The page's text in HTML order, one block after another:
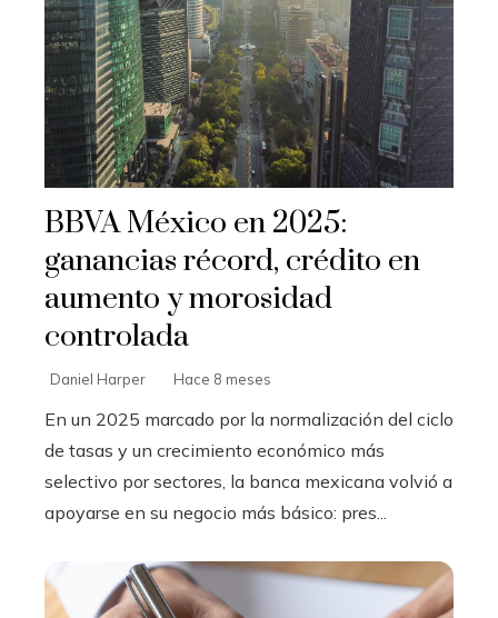
BBVA México en 2025:
ganancias récord, crédito en
aumento y morosidad
controlada
Daniel Harper Hace 8 meses
En un 2025 marcado por la normalización del ciclo
de tasas y un crecimiento económico más
selectivo por sectores, la banca mexicana volvió a
apoyarse en su negocio más básico: pres...